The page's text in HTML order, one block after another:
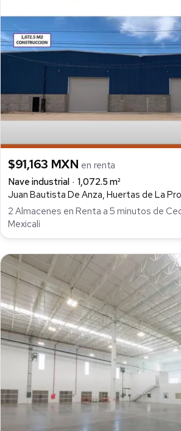
$91,163 MXN en renta
Nave industrial
1,072.5 m²
Juan Bautista De Anza, Huertas de La
2 Almacenes en Renta a 5 minutos de
Mexicali